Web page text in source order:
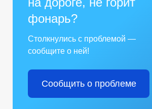
фонарь?
Столкнулись с проблемой —
сообщите о ней!
Сообщить о проблеме